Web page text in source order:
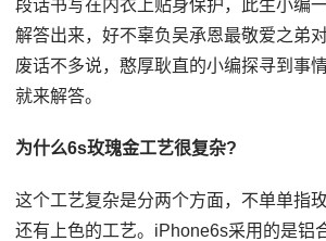
段话书写在内衣上贴身保护，此生小编
解答出来，好不辜负吴承恩最敬爱之弟
废话不多说，憨厚耿直的小编探寻到事
就来解答。
为什么6s玫瑰金工艺很复杂?
这个工艺复杂是分两个方面，不单单指
还有上色的工艺。iPhone6s采用的是铝